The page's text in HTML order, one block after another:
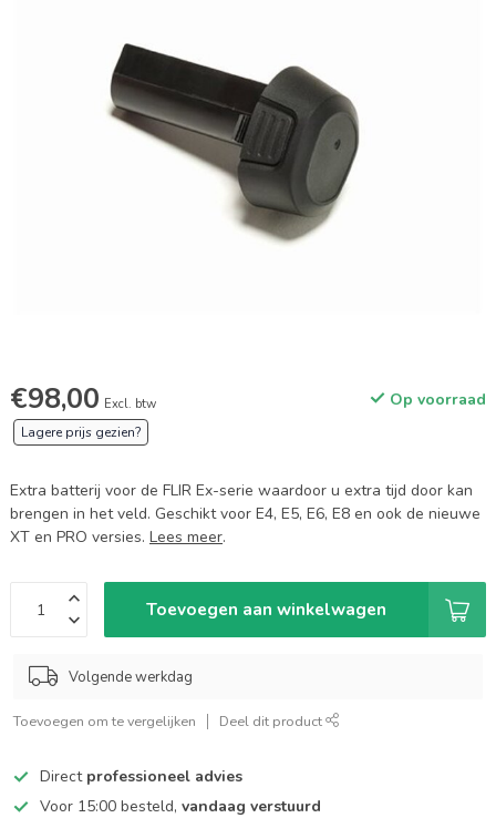
€98,00 Excl. btw Op voorraad
Lagere prijs gezien?
Extra batterij voor de FLIR Ex-serie waardoor u extra tijd door kan
brengen in het veld. Geschikt voor E4, E5, E6, E8 en ook de nieuwe
XT en PRO versies. Lees meer.
Toevoegen aan winkelwagen
Volgende werkdag
Toevoegen om te vergelijken Deel dit product
Direct professioneel advies
Voor 15:00 besteld, vandaag verstuurd